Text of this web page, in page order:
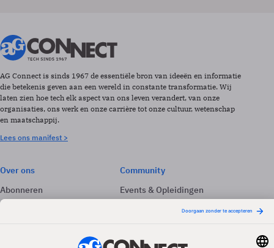
AG Connect is sinds 1967 de essentiële bron van ideeën en informatie
die betekenis geven aan een wereld in constante transformatie. Wij
laten zien hoe tech elk aspect van ons leven verandert, van onze
organisaties, ons werk en onze carrière tot onze cultuur, wetenschap
en maatschappij.
Lees ons manifest >
Over ons
Abonneren
Adverteren
Community
Events & Opleidingen